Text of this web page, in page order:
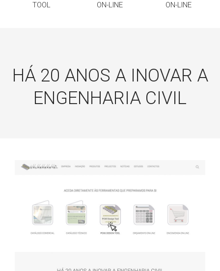
TOOL
ON-LINE
ON-LINE
HÁ 20 ANOS A INOVAR A
ENGENHARIA CIVIL